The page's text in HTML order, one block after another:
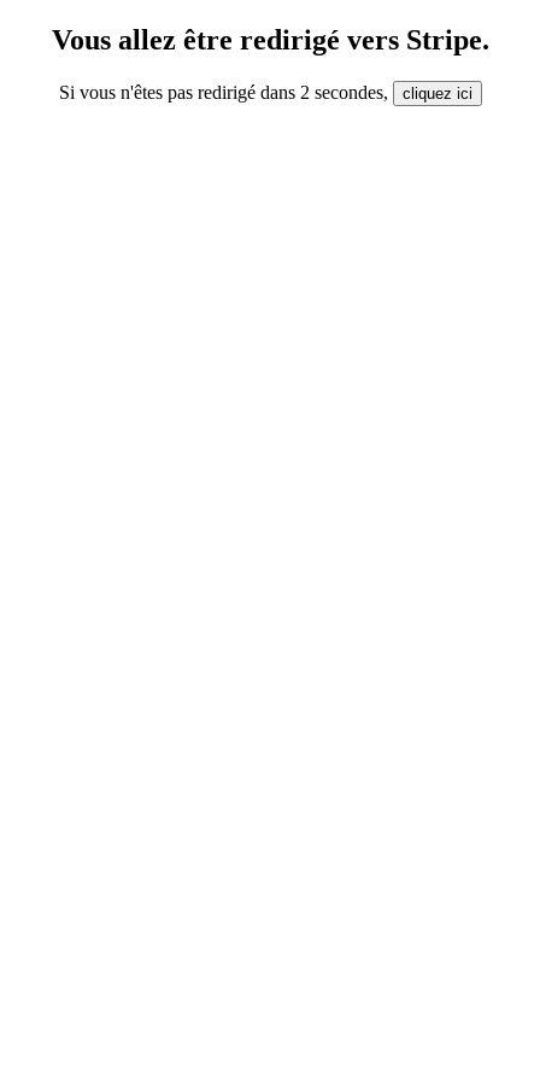
Vous allez être redirigé vers Stripe.
Si vous n'êtes pas redirigé dans 2 secondes,